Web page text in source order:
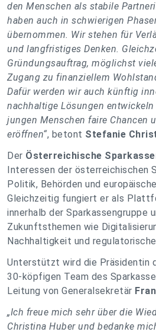
den Menschen als stabile
haben auch in schwierigen
übernommen. Wir stehen für
und langfristiges Denken.
Gründungsauftrag, möglichst
Zugang zu finanziellem
Dafür werden wir auch künftig
nachhaltige Lösungen
jungen Menschen faire Chancen
eröffnen“, betont Stefanie
Der Österreichische
Interessen der österreichischen
Politik, Behörden und
Gleichzeitig fungiert er als
innerhalb der Sparkassengruppe
Zukunftsthemen wie
Nachhaltigkeit und
Unterstützt wird die Präsidentin
30-köpfigen Team des
Leitung von Generalsekretär
„Ich freue mich sehr über die
Christina Huber und bedanke